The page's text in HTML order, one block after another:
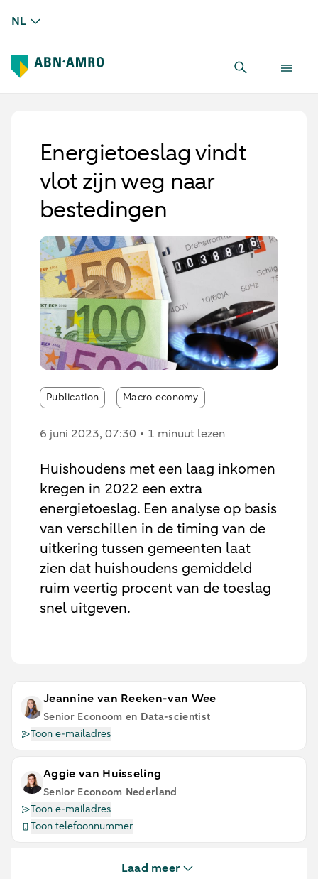
NL
Energietoeslag vindt
vlot zijn weg naar
bestedingen
Publication Macro economy
6 juni 2023, 07:30 1 minuut lezen
Huishoudens met een laag inkomen
kregen in 2022 een extra
energietoeslag. Een analyse op basis
van verschillen in de timing van de
uitkering tussen gemeenten laat
zien dat huishoudens gemiddeld
ruim veertig procent van de toeslag
snel uitgeven.
Jeannine van Reeken-van Wee
Senior Econoom en Data-scientist
Toon e-mailadres
Aggie van Huisseling
Senior Econoom Nederland
Toon e-mailadres
Toon telefoonnummer
Laad meer